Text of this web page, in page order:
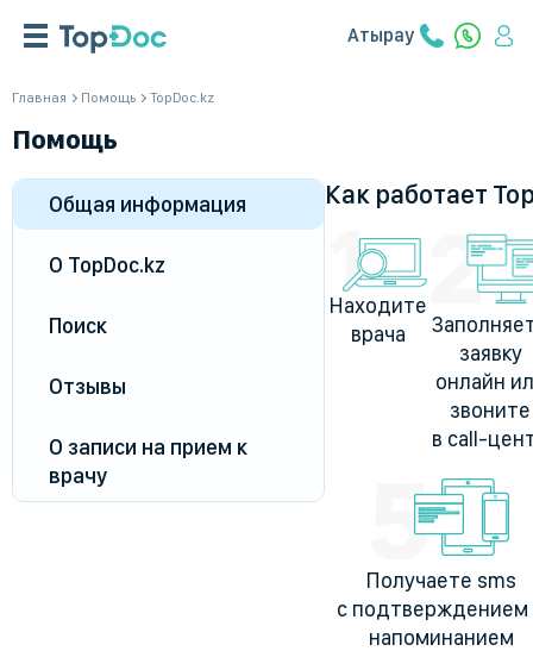
Атырау
Главная Помощь TopDoc.kz
Помощь
Общая информация
О TopDoc.kz
Поиск
Отзывы
О записи на прием к
врачу
Как работает
Находите
врача
заявку
онлайн
звоните
в call-
Получаете sms
с подтверждением
напоминанием